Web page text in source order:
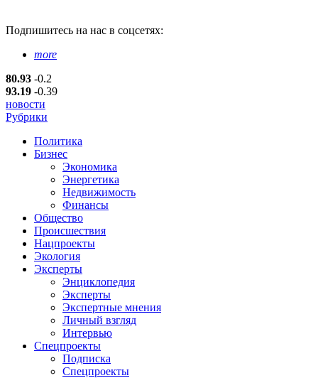
Подпишитесь на нас в соцсетях:
more
80.93 -0.2
93.19 -0.39
новости
Рубрики
Политика
Бизнес
Экономика
Энергетика
Недвижимость
Финансы
Общество
Происшествия
Нацпроекты
Экология
Эксперты
Энциклопедия
Эксперты
Экспертные мнения
Личный взгляд
Интервью
Спецпроекты
Подписка
Спецпроекты